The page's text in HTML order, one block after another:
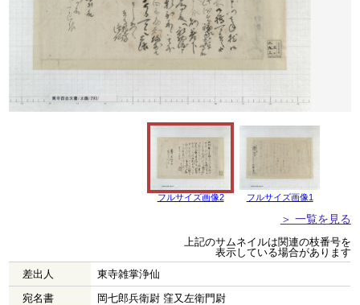
フルサイズ画像2 フルサイズ画像1
＞ 一覧を見る
上記のサムネイルは関連の枝番号を
表示している場合があります
差出人
東寺雑掌浄仙
宛名書
岡七郎兵衛尉 窪又左衛門尉